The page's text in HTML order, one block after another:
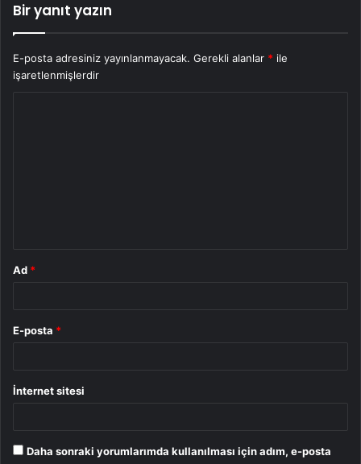
Bir yanıt yazın
E-posta adresiniz yayınlanmayacak. Gerekli alanlar * ile
işaretlenmişlerdir
Ad *
E-posta *
İnternet sitesi
Daha sonraki yorumlarımda kullanılması için adım, e-posta